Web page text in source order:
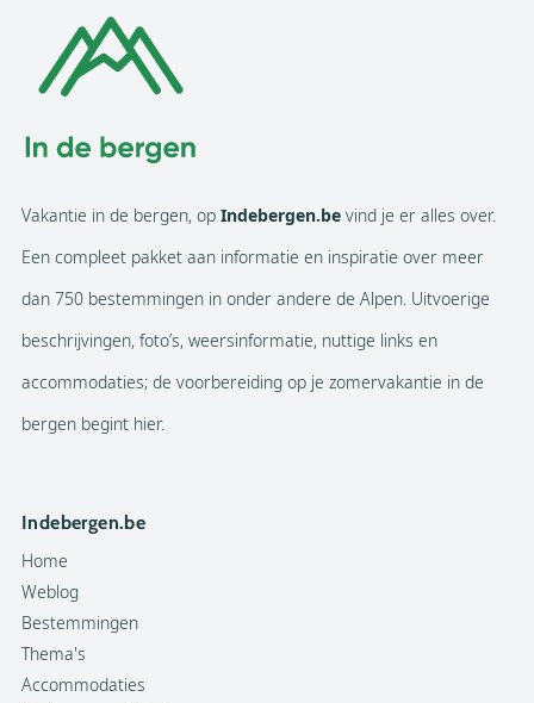
Vakantie in de bergen, op Indebergen.be vind je er alles over.
Een compleet pakket aan informatie en inspiratie over meer
dan 750 bestemmingen in onder andere de Alpen. Uitvoerige
beschrijvingen, foto’s, weersinformatie, nuttige links en
accommodaties; de voorbereiding op je zomervakantie in de
bergen begint hier.
Indebergen.be
Home
Weblog
Bestemmingen
Thema's
Accommodaties